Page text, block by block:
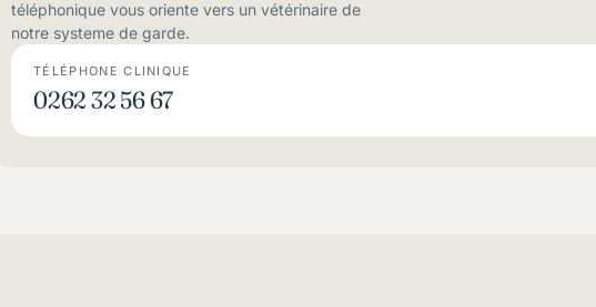
téléphonique vous oriente vers un vétérinaire de
notre systeme de garde.
TÉLÉPHONE CLINIQUE
0262 32 56 67